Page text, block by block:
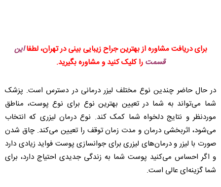
برای دریافت مشاوره از بهترین جراح زیبایی بینی در تهران، لطفااین
قسمت را کلیک کنید و مشاوره بگیرید.
در حال حاضر چندین نوع مختلف لیزر درمانی در دسترس است. پزشک
شما می‌تواند به شما در تعیین بهترین نوع برای نوع پوست، مناطق
موردنظر و نتایج دلخواه شما کمک کند. نوع درمان لیزری که انتخاب
می‌شود، اثربخشی درمان و مدت زمان توقف را تعیین می‌کند. چاق شدن
صورت با لیزر و درمان‌های لیزری برای جوانسازی پوست فواید زیادی دارد
و اگر احساس می‌کنید پوست شما به زندگی جدیدی احتیاج دارد، برای
شما گزینه‌ای عالی است.